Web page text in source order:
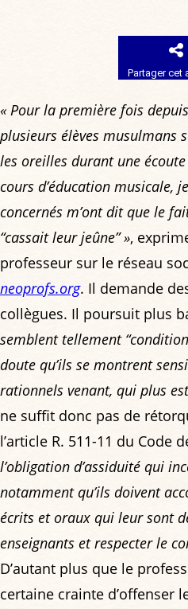
Partager cet
« Pour la première fois
plusieurs élèves musulmans
les oreilles durant une
cours d’éducation musicale,
concernés m’ont dit que le
“cassait leur jeûne” »,
professeur sur le réseau
neoprofs.org. Il demande
collègues. Il poursuit plus
semblent tellement
doute qu’ils se montrent
rationnels venant, qui plus
ne suffit donc pas de
l’article R. 511-11 du Code
l’obligation d’assiduité qui
notamment qu’ils doivent
écrits et oraux qui leur sont
enseignants et respecter le
D’autant plus que le
certaine crainte d’offenser